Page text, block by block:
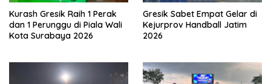
Kurash Gresik Raih 1 Perak
dan 1 Perunggu di Piala Wali
Kota Surabaya 2026
Gresik Sabet Empat Gelar di
Kejurprov Handball Jatim
2026